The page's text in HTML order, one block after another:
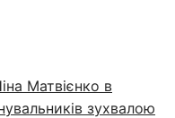
Матвієнко в
зухвалою